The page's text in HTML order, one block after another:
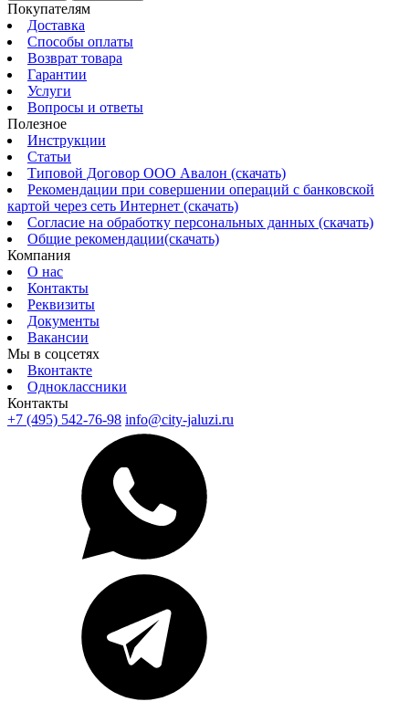
Покупателям
Доставка
Способы оплаты
Возврат товара
Гарантии
Услуги
Вопросы и ответы
Полезное
Инструкции
Статьи
Типовой Договор ООО Авалон (скачать)
Рекомендации при совершении операций с банковской
картой через сеть Интернет (скачать)
Согласие на обработку персональных данных (скачать)
Общие рекомендации(скачать)
Компания
О нас
Контакты
Реквизиты
Документы
Вакансии
Мы в соцсетях
Вконтакте
Одноклассники
Контакты
+7 (495) 542-76-98 info@city-jaluzi.ru